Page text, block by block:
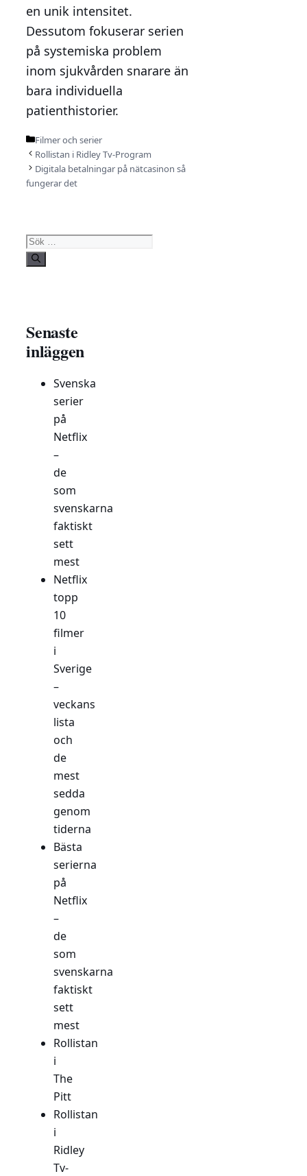
en unik intensitet.
Dessutom fokuserar serien
på systemiska problem
inom sjukvården snarare än
bara individuella
patienthistorier.
Kategorier
Filmer och serier
Rollistan i Ridley Tv-Program
Digitala betalningar på nätcasinon så
fungerar det
Sök
efter:
Senaste
inläggen
Svenska
serier
på
Netflix
–
de
som
svenskarna
faktiskt
sett
mest
Netflix
topp
10
filmer
i
Sverige
–
veckans
lista
och
de
mest
sedda
genom
tiderna
Bästa
serierna
på
Netflix
–
de
som
svenskarna
faktiskt
sett
mest
Rollistan
i
The
Pitt
Rollistan
i
Ridley
Tv-